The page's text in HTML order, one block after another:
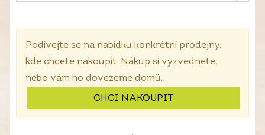
Podívejte se na nabídku konkrétní prodejny,
kde chcete nakoupit. Nákup si vyzvednete,
nebo vám ho dovezeme domů.
CHCI NAKOUPIT